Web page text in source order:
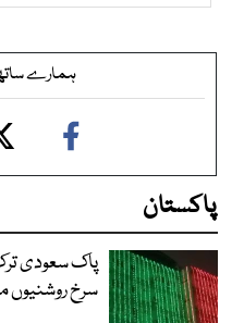
ہمارے
پاکستان
پاک سعودی
سرخ روشنیوں